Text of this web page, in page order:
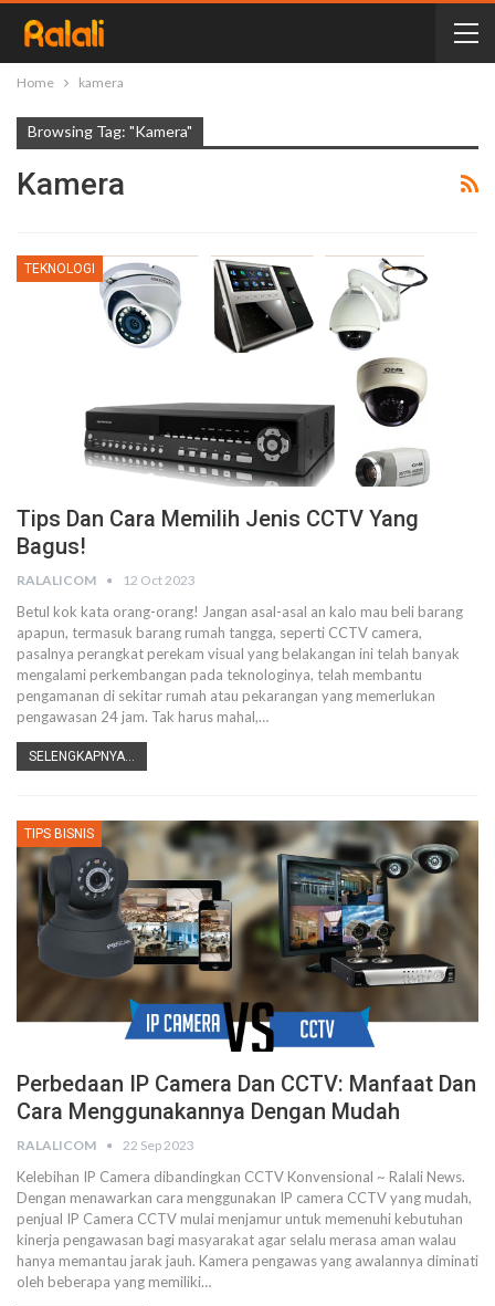
Home kamera
Browsing Tag: "kamera"
Kamera
TEKNOLOGI
Tips Dan Cara Memilih Jenis CCTV Yang
Bagus!
RALALICOM 12 Oct 2023
Betul kok kata orang-orang! Jangan asal-asal an kalo mau beli barang
apapun, termasuk barang rumah tangga, seperti CCTV camera,
pasalnya perangkat perekam visual yang belakangan ini telah banyak
mengalami perkembangan pada teknologinya, telah membantu
pengamanan di sekitar rumah atau pekarangan yang memerlukan
pengawasan 24 jam. Tak harus mahal,…
SELENGKAPNYA...
TIPS BISNIS
Perbedaan IP Camera Dan CCTV: Manfaat Dan
Cara Menggunakannya Dengan Mudah
RALALICOM 22 Sep 2023
Kelebihan IP Camera dibandingkan CCTV Konvensional ~ Ralali News.
Dengan menawarkan cara menggunakan IP camera CCTV yang mudah,
penjual IP Camera CCTV mulai menjamur untuk memenuhi kebutuhan
kinerja pengawasan bagi masyarakat agar selalu merasa aman walau
hanya memantau jarak jauh. Kamera pengawas yang awalannya diminati
oleh beberapa yang memiliki…